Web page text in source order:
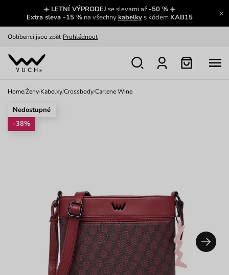
☀️ LETNÍ VÝPRODEJ se slevami až -50 %☀️
Extra sleva -15 %na všechnykabelkys kódem KAB15
Výměna a vrácení zdarma Zobrazit
Oblíbenci jsou zpět Prohlédnout
Nech se inspirovat
Home/Ženy/Kabelky/Crossbody/Carlene Wine
Nedostupné
-38%